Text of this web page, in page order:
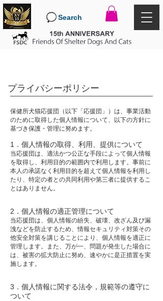
Search
プライバシーポリシー
保健所犬猫応援団（以下「応援団」）は、事業活動
のために取得した個人情報について、以下の方針に
基づき保護・管理に努めます。
1．個人情報の取得、利用、提供について
当応援団は、適法かつ公正な手段によって個人情報
を取得し、利用目的の範囲内で利用します。事前に
本人の承諾なく利用目的を超えて個人情報を利用し
たり、特定の者との共同利用や第三者に提供するこ
とはありません。
2．個人情報の適正管理について
当応援団は、個人情報の紛失、破壊、改ざん及び漏
洩などを防止するため、情報セキュリティ対策その
他安全対策を講じることにより、個人情報を適正に
管理します。また、万が一、問題が発生した場合に
は、被害の拡大防止に努め、速やかに是正措置を実
施します。
3．個人情報に関する法令，規範等の遵守に
ついて